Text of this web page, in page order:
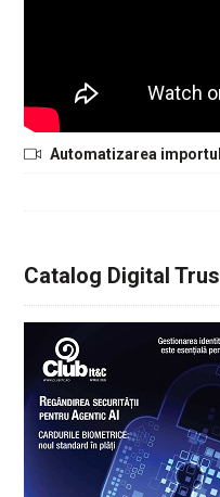
Automatizarea
Catalog Digital